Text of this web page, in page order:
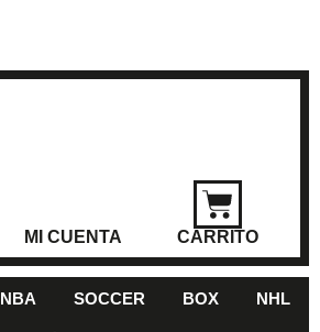
MI CUENTA CARRITO
NBA SOCCER BOX NHL